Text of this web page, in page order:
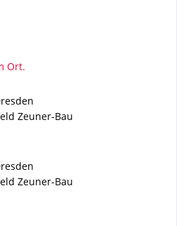
Ort.
Zeuner-Bau
Zeuner-Bau